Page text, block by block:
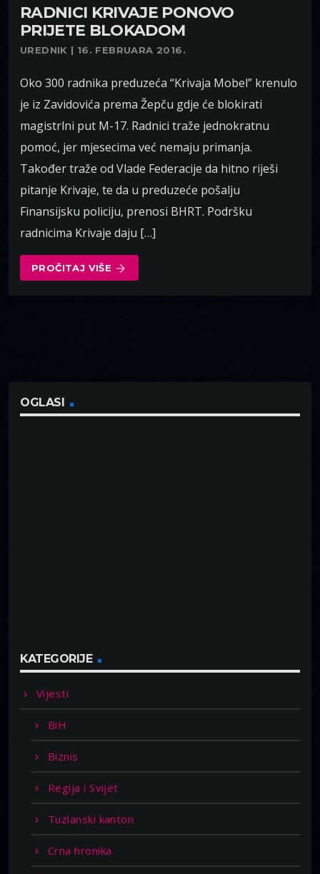
RADNICI KRIVAJE PONOVO
PRIJETE BLOKADOM
UREDNIK | 16. FEBRUARA 2016.
Oko 300 radnika preduzeća “Krivaja Mobel” krenulo
je iz Zavidovića prema Žepču gdje će blokirati
magistrlni put M-17. Radnici traže jednokratnu
pomoć, jer mjesecima već nemaju primanja.
Također traže od Vlade Federacije da hitno riješi
pitanje Krivaje, te da u preduzeće pošalju
Finansijsku policiju, prenosi BHRT. Podršku
radnicima Krivaje daju […]
PROČITAJ VIŠE arrow_forward
OGLASI
KATEGORIJE
Vijesti
BiH
Biznis
Regija i Svijet
Tuzlanski kanton
Crna hronika